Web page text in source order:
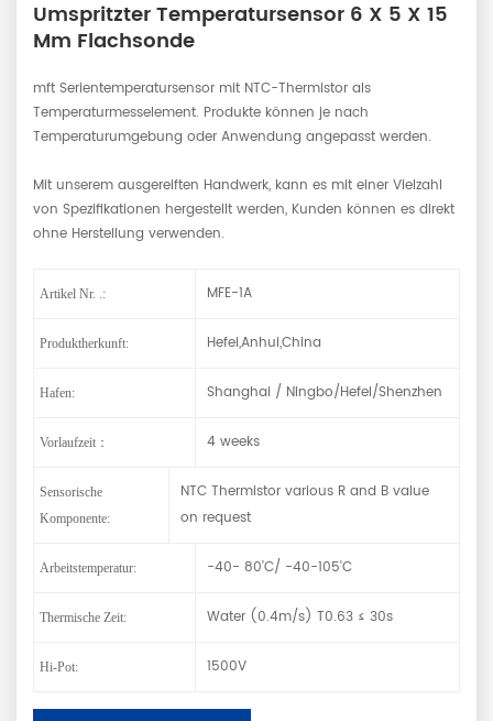
Umspritzter Temperatursensor 6 X 5 X 15
Mm Flachsonde
mft Serientemperatursensor mit NTC-Thermistor als
Temperaturmesselement. Produkte können je nach
Temperaturumgebung oder Anwendung angepasst werden.
Mit unserem ausgereiften Handwerk, kann es mit einer Vielzahl
von Spezifikationen hergestellt werden, Kunden können es direkt
ohne Herstellung verwenden.
Artikel Nr. .: MFE-1A
Produktherkunft: Hefei,Anhui,China
Hafen: Shanghai / Ningbo/Hefei/Shenzhen
Vorlaufzeit： 4 weeks
Sensorische
Komponente:
NTC Thermistor various R and B value
on request
Arbeitstemperatur: -40- 80’C/ -40-105'C
Thermische Zeit: Water (0.4m/s) T0.63 ≤ 30s
Hi-Pot: 1500V